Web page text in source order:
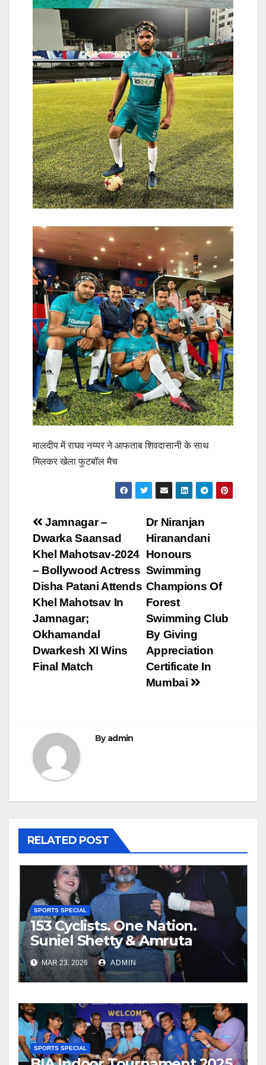
मालदीप में राघव नय्यर ने आफताब शिवदासानी के साथ
मिलकर खेला फुटबॉल मैच
Post
navigation
Dr Niranjan
Hiranandani
Honours
Swimming
Champions Of
Forest
Swimming Club
By Giving
Appreciation
Certificate In
Mumbai
Jamnagar –
Dwarka Saansad
Khel Mahotsav-2024
– Bollywood Actress
Disha Patani Attends
Khel Mahotsav In
Jamnagar;
Okhamandal
Dwarkesh XI Wins
Final Match
Byadmin
RELATED POST
SPORTS SPECIAL
153 Cyclists. One Nation.
Suniel Shetty & Amruta
Fadnavis Power Baqar
Nasser’s Historic Record Spin
MAR 23, 2026 ADMIN
SPORTS SPECIAL